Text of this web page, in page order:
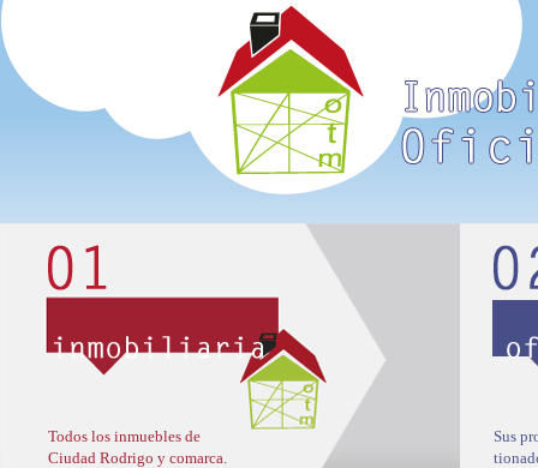
Todos los inmuebles de
Ciudad Rodrigo y comarca.
Sus